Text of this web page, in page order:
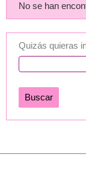
No se han
Quizás quieras